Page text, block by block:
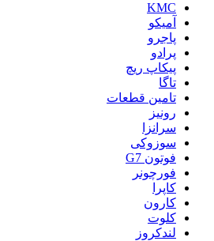
KMC
آمیکو
پاجرو
پرادو
پیکاپ ریچ
تاگا
تامین قطعات
رونیز
سرانزا
سوزوکی
فوتون G7
فورچونر
کاپرا
کارون
کلوت
لندکروز